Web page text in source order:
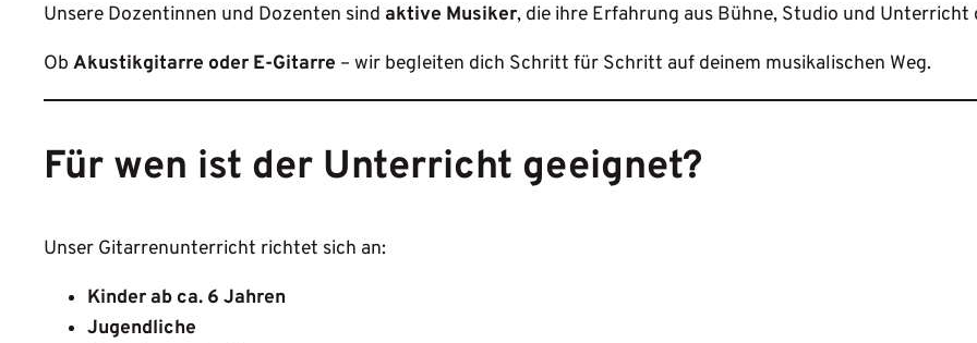
Unsere Dozentinnen und Dozenten sind aktive Musiker, die ihre Erfahrung aus Bühne, Studio und
Ob Akustikgitarre oder E-Gitarre – wir begleiten dich Schritt für Schritt auf deinem musikalischen Weg.
Für wen ist der Unterricht geeignet?
Unser Gitarrenunterricht richtet sich an:
Kinder ab ca. 6 Jahren
Jugendliche